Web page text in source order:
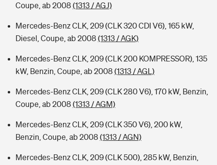
Coupe, ab 2008 (1313 / AGJ)
Mercedes-Benz CLK, 209 (CLK 320 CDI V6), 165 kW,
Diesel, Coupe, ab 2008 (1313 / AGK)
Mercedes-Benz CLK, 209 (CLK 200 KOMPRESSOR), 135
kW, Benzin, Coupe, ab 2008 (1313 / AGL)
Mercedes-Benz CLK, 209 (CLK 280 V6), 170 kW, Benzin,
Coupe, ab 2008 (1313 / AGM)
Mercedes-Benz CLK, 209 (CLK 350 V6), 200 kW,
Benzin, Coupe, ab 2008 (1313 / AGN)
Mercedes-Benz CLK, 209 (CLK 500), 285 kW, Benzin,